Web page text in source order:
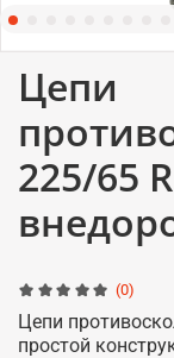
(0)
Цепи
225/65
Цепи
простой